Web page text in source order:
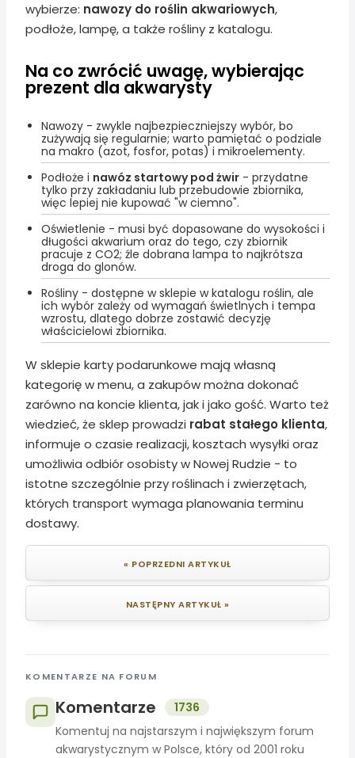
wybierze: nawozy do roślin akwariowych,
podłoże, lampę, a także rośliny z katalogu.
Na co zwrócić uwagę, wybierając
prezent dla akwarysty
Nawozy - zwykle najbezpieczniejszy wybór, bo
zużywają się regularnie; warto pamiętać o podziale
na makro (azot, fosfor, potas) i mikroelementy.
Podłoże i nawóz startowy pod żwir - przydatne
tylko przy zakładaniu lub przebudowie zbiornika,
więc lepiej nie kupować "w ciemno".
Oświetlenie - musi być dopasowane do wysokości i
długości akwarium oraz do tego, czy zbiornik
pracuje z CO2; źle dobrana lampa to najkrótsza
droga do glonów.
Rośliny - dostępne w sklepie w katalogu roślin, ale
ich wybór zależy od wymagań świetlnych i tempa
wzrostu, dlatego dobrze zostawić decyzję
właścicielowi zbiornika.
W sklepie karty podarunkowe mają własną
kategorię w menu, a zakupów można dokonać
zarówno na koncie klienta, jak i jako gość. Warto też
wiedzieć, że sklep prowadzi rabat stałego klienta,
informuje o czasie realizacji, kosztach wysyłki oraz
umożliwia odbiór osobisty w Nowej Rudzie - to
istotne szczególnie przy roślinach i zwierzętach,
których transport wymaga planowania terminu
dostawy.
« POPRZEDNI ARTYKUŁ
NASTĘPNY ARTYKUŁ »
KOMENTARZE NA FORUM
Komentarze
1736
Komentuj na najstarszym i największym forum
akwarystycznym w Polsce, który od 2001 roku